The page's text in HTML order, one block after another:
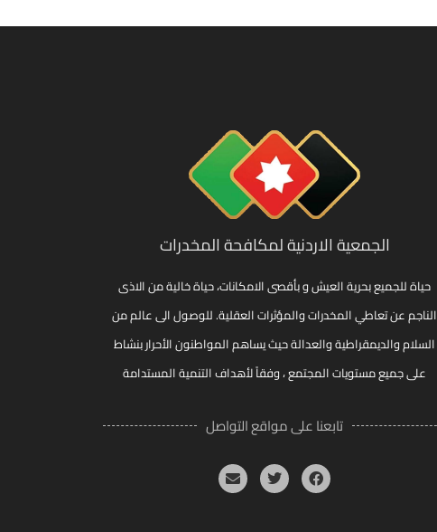
الجمعية الاردنية لمكافحة المخدرات
حياة للجميع بحرية العيش و بأقصى الامكانات، حياة خالية من الاذى
الناجم عن تعاطي المخدرات والمؤثرات العقلية. للوصول الى عالم من
السلام والديمقراطية والعدالة حيث يساهم المواطنون الأحرار بنشاط
على جميع مستويات المجتمع ، وفقاً لأهداف التنمية المستدامة
تابعنا على مواقع التواصل